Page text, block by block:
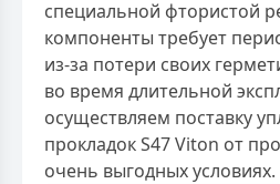
специальной фтористой
компоненты требует
из-за потери своих
во время длительной
осуществляем поставку
прокладок S47 Viton от
очень выгодных условиях.